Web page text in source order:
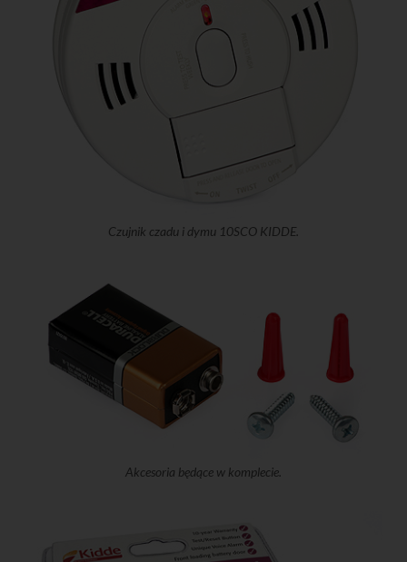
Czujnik czadu i dymu 10SCO KIDDE.
Akcesoria będące w komplecie.